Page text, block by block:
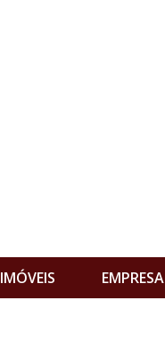
IMÓVEIS EMPRESA